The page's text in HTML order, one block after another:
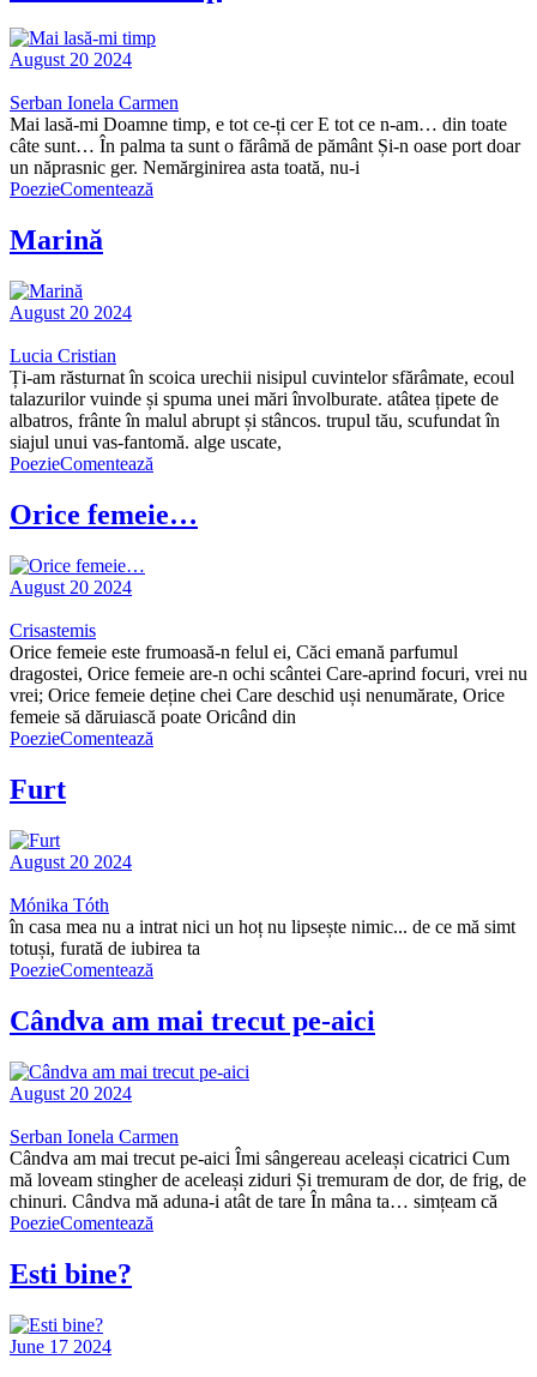
August 20 2024
Serban Ionela Carmen
Mai lasă-mi Doamne timp, e tot ce-ți cer E tot ce n-am… din toate
câte sunt… În palma ta sunt o fărâmă de pământ Și-n oase port doar
un năprasnic ger. Nemărginirea asta toată, nu-i
PoezieComentează
Marină
August 20 2024
Lucia Cristian
Ți-am răsturnat în scoica urechii nisipul cuvintelor sfărâmate, ecoul
talazurilor vuinde și spuma unei mări învolburate. atâtea țipete de
albatros, frânte în malul abrupt și stâncos. trupul tău, scufundat în
siajul unui vas-fantomă. alge uscate,
PoezieComentează
Orice femeie…
August 20 2024
Crisastemis
Orice femeie este frumoasă-n felul ei, Căci emană parfumul
dragostei, Orice femeie are-n ochi scântei Care-aprind focuri, vrei nu
vrei; Orice femeie deține chei Care deschid uși nenumărate, Orice
femeie să dăruiască poate Oricând din
PoezieComentează
Furt
August 20 2024
Mónika Tóth
în casa mea nu a intrat nici un hoț nu lipsește nimic... de ce mă simt
totuși, furată de iubirea ta
PoezieComentează
Cândva am mai trecut pe-aici
August 20 2024
Serban Ionela Carmen
Cândva am mai trecut pe-aici Îmi sângereau aceleași cicatrici Cum
mă loveam stingher de aceleași ziduri Și tremuram de dor, de frig, de
chinuri. Cândva mă aduna-i atât de tare În mâna ta… simțeam că
PoezieComentează
Esti bine?
June 17 2024